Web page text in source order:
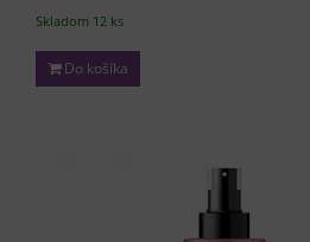
Skladom 12 ks
Do košíka